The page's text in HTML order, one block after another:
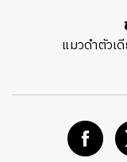
แมวดำตัวเ